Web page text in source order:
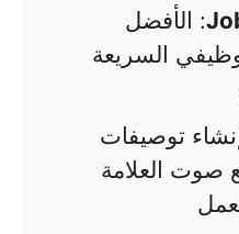
: الأفضل
السريعة
توصيفات
صوت العلامة